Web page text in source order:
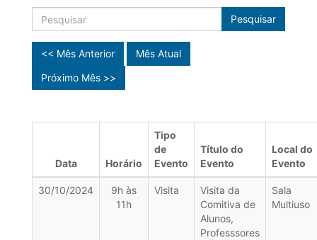
Pesquisar
<< Mês Anterior
Mês Atual
Próximo Mês >>
Data Horário
Tipo
de
Evento
Título do
Evento
Local do
Evento
30/10/2024
9h às
11h
Visita
Visita da
Comitiva de
Alunos,
Professsores
Sala
Multiuso